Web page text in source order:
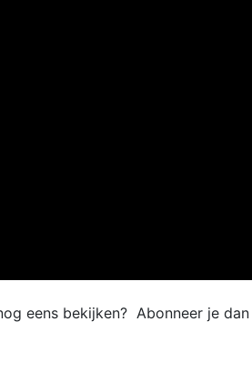
eens bekijken? Abonneer je